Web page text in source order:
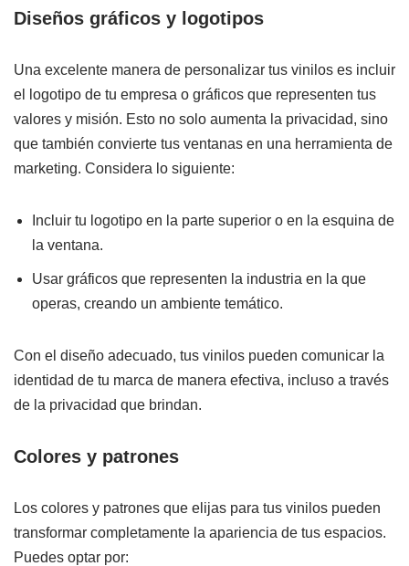
Diseños gráficos y logotipos
Una excelente manera de personalizar tus vinilos es incluir
el logotipo de tu empresa o gráficos que representen tus
valores y misión. Esto no solo aumenta la privacidad, sino
que también convierte tus ventanas en una herramienta de
marketing. Considera lo siguiente:
Incluir tu logotipo en la parte superior o en la esquina de
la ventana.
Usar gráficos que representen la industria en la que
operas, creando un ambiente temático.
Con el diseño adecuado, tus vinilos pueden comunicar la
identidad de tu marca de manera efectiva, incluso a través
de la privacidad que brindan.
Colores y patrones
Los colores y patrones que elijas para tus vinilos pueden
transformar completamente la apariencia de tus espacios.
Puedes optar por: